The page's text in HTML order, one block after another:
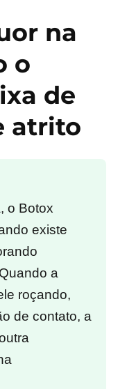
na
o
de
atrito
o Botox
existe
a
roçando,
de contato, a